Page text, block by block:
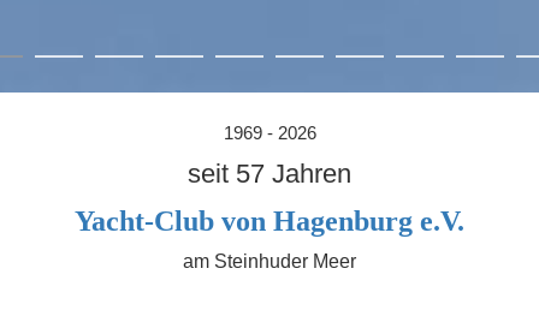
1969 - 2026
seit 57 Jahren
Yacht-Club von Hagenburg e.V.
am Steinhuder Meer